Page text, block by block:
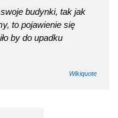
budynki, tak jak
to pojawienie się
by do upadku
Wikiquote